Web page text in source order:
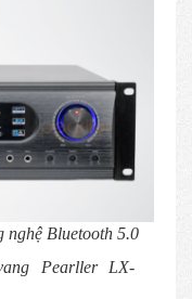
nghệ Bluetooth 5.0
Pearller LX-